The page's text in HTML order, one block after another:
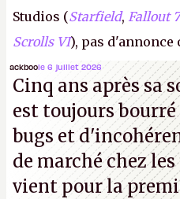
Studios (Starfield, Fallout
Scrolls VI), pas
Microsoft, mais le
de nombreux
ackboole 6 juillet 2026
Cinq ans après sa
est toujours bourré
bugs et
de marché chez
vient pour la